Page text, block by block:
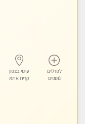
לפרטים
נוספים
עיסוי בצפון
קרית אתא